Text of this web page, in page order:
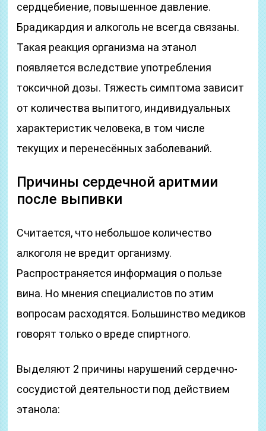
сердцебиение, повышенное давление.
Брадикардия и алкоголь не всегда связаны.
Такая реакция организма на этанол
появляется вследствие употребления
токсичной дозы. Тяжесть симптома зависит
от количества выпитого, индивидуальных
характеристик человека, в том числе
текущих и перенесённых заболеваний.
Причины сердечной аритмии
после выпивки
Считается, что небольшое количество
алкоголя не вредит организму.
Распространяется информация о пользе
вина. Но мнения специалистов по этим
вопросам расходятся. Большинство медиков
говорят только о вреде спиртного.
Выделяют 2 причины нарушений сердечно-
сосудистой деятельности под действием
этанола: